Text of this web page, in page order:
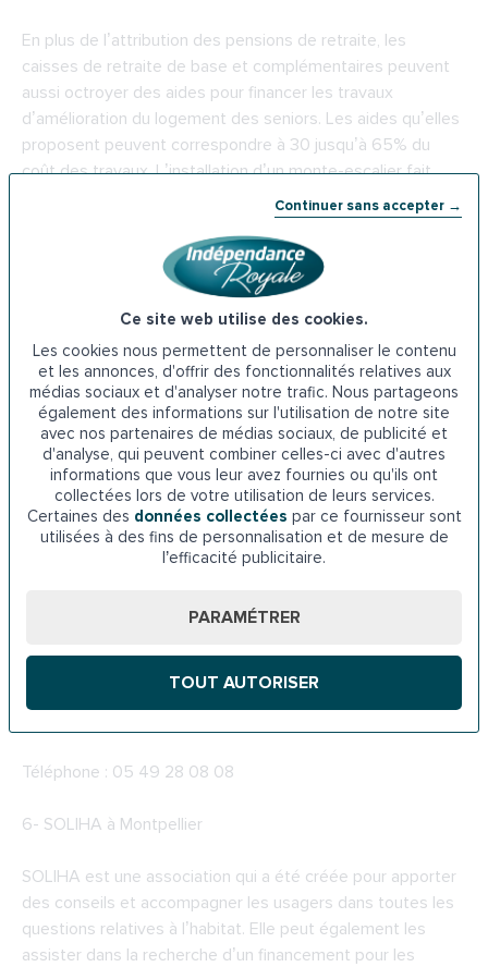
Continuer sans accepter →
Ce site web utilise des cookies.
Les cookies nous permettent de personnaliser le contenu
et les annonces, d'offrir des fonctionnalités relatives aux
médias sociaux et d'analyser notre trafic. Nous partageons
également des informations sur l'utilisation de notre site
avec nos partenaires de médias sociaux, de publicité et
d'analyse, qui peuvent combiner celles-ci avec d'autres
informations que vous leur avez fournies ou qu'ils ont
collectées lors de votre utilisation de leurs services.
Certaines des données collectées par ce fournisseur sont
utilisées à des fins de personnalisation et de mesure de
l’efficacité publicitaire.
PARAMÉTRER
TOUT AUTORISER
En plus de l’attribution des pensions de retraite, les
caisses de retraite de base et complémentaires peuvent
aussi octroyer des aides pour financer les travaux
d’amélioration du logement des seniors. Les aides qu’elles
proposent peuvent correspondre à 30 jusqu’à 65% du
coût des travaux. L’installation d’un monte-escalier fait
partie des dépenses justifiant une demande d’aides auprès
Carsat Centre-Ouest
189 Av. de la Rochelle, 79000 Niort
Téléphone : 09 71 10 39 60
5-Les prêts de l’ADIL
Pour aider les usagers dans leur projet d’accession à la
propriété ou d’amélioration de leur logement, l’ADIL
propose différents prêts à taux préférentiel. Parmi eux, on
peut citer le prêt social à l’amélioration de l’habitat, le prêt
Téléphone : 05 49 28 08 08
6- SOLIHA à Montpellier
SOLIHA est une association qui a été créée pour apporter
des conseils et accompagner les usagers dans toutes les
questions relatives à l’habitat. Elle peut également les
assister dans la recherche d’un financement pour les